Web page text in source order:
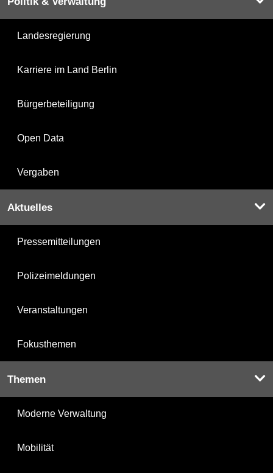
Landesregierung
Karriere im Land Berlin
Bürgerbeteiligung
Open Data
Vergaben
Aktuelles
Pressemitteilungen
Polizeimeldungen
Veranstaltungen
Fokusthemen
Themen
Moderne Verwaltung
Mobilität